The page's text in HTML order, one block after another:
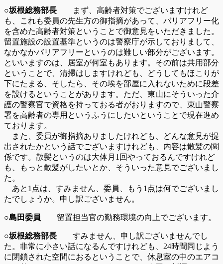
○坂根総務部長 まず、高齢者対策でございますけれど
も、これも委員の先生方の御指摘があって、バリアフリー化
を含めた高齢者対策ということで御意見をいただきました。
留置施設の設置基準というのは警察庁が示しておりまして、
なかなかバリアフリーというのは難しい部分がございます。
といいますのは、居室が何室もあります。その前は共用部分
ということで、清掃はしますけれども、どうしてもほこりが
下にたまる、そしたら、その埃を部屋に入れないために段差
を設けるということがあります。ただ、東山にそういった介
護の警察官で資格を持っておる者がおりますので、東山警察
署を高齢者の専用というふうにしたいということで現在進め
ております。
また、委員が御指摘ありましたけれども、どんな意見が提
出されたかという話でございますけれども、内容は散髪の関
係です。散髪というのは大体月1回やっておるんですけれど
も、もっと散髪がしたいとか、そういった意見でございまし
た。
あと1点は、すみません、委員、もう1点は何でございまし
たでしょうか。申し訳ございません。
○島田委員 留置担当官の勤務環境の向上でございます。
○坂根総務部長 すみません、申し訳ございませんでし
た。非常に小さい話になるんですけれども、24時間同じよう
に閉鎖された空間におるということで、休息室の中のエアコ